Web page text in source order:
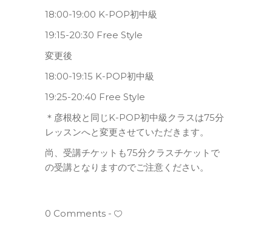
18:00-19:00 K-POP初中級
19:15-20:30 Free Style
変更後
18:00-19:15 K-POP初中級
19:25-20:40 Free Style
＊彦根校と同じK-POP初中級クラスは75分
レッスンへと変更させていただきます。
尚、受講チケットも75分クラスチケットで
の受講となりますのでご注意ください。
0 Comments